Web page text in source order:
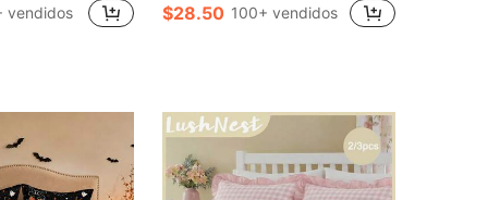
vendidos $28.50 100+ vendidos